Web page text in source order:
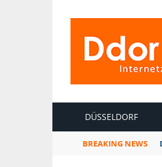
DÜSSELDORF
BREAKING NEWS